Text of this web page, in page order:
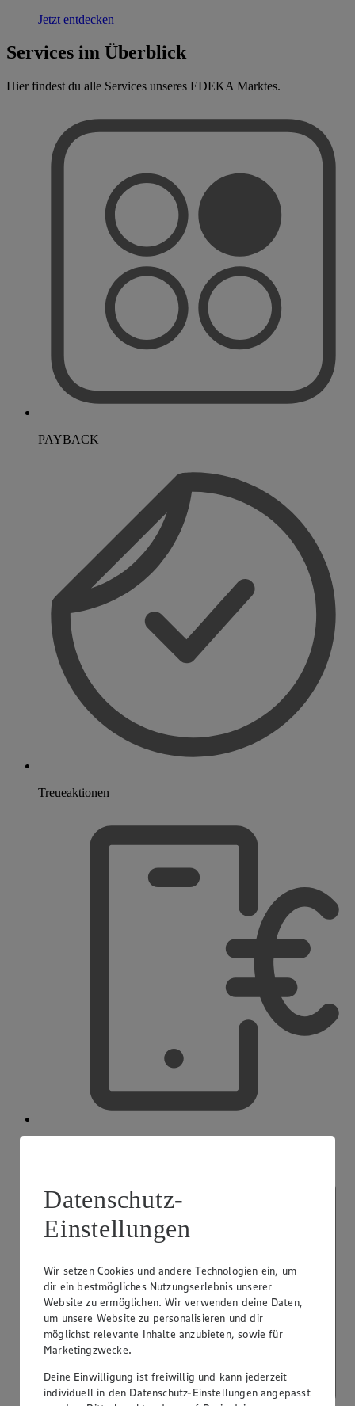
Jetzt entdecken
Services im Überblick
Hier findest du alle Services unseres EDEKA Marktes.
PAYBACK
Treueaktionen
Datenschutz-
Einstellungen
Wir setzen Cookies und andere Technologien ein, um
dir ein bestmögliches Nutzungserlebnis unserer
Website zu ermöglichen. Wir verwenden deine Daten,
um unsere Website zu personalisieren und dir
möglichst relevante Inhalte anzubieten, sowie für
Marketingzwecke.
Deine Einwilligung ist freiwillig und kann jederzeit
individuell in den Datenschutz-Einstellungen angepasst